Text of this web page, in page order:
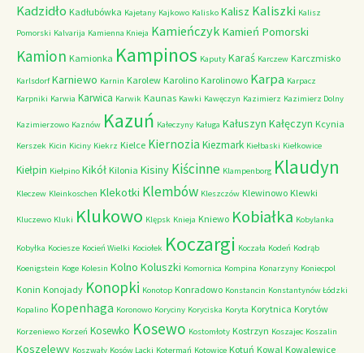
Kadzidło Kadłubówka Kajetany Kajkowo Kalisko Kalisz Kaliszki Kalisz
Pomorski Kalvarija Kamienna Knieja Kamieńczyk Kamień Pomorski
Kamion Kamionka Kampinos Kaputy Karaś Karczew Karczmisko
Karlsdorf Karniewo Karnin Karolew Karolino Karolinowo Karpa Karpacz
Karpniki Karwia Karwica Karwik Kaunas Kawki Kawęczyn Kazimierz Kazimierz Dolny
Kazimierzowo Kaznów Kazuń Kałeczyny Kaługa Kałuszyn Kałęczyn Kcynia
Kerszek Kicin Kiciny Kiekrz Kielce Kiernozia Kiezmark Kiełbaski Kiełkowice
Kiełpin Kiełpino Kikół Kilonia Kisiny Kiścinne Klampenborg Klaudyn
Kleczew Kleinkoschen Klekotki Klembów Kleszczów Klewinowo Klewki
Kluczewo Kluki Klukowo Klępsk Knieja Kniewo Kobiałka Kobylanka
Kobyłka Kociesze Kocień Wielki Kociołek Koczargi Koczała Kodeń Kodrąb
Koenigstein Koge Kolesin Kolno Koluszki Komornica Kompina Konarzyny Koniecpol
Konin Konojady Konopki Konotop Konradowo Konstancin Konstantynów Łódzki
Kopalino Kopenhaga Koronowo Koryciny Koryciska Koryta Korytnica Korytów
Korzeniewo Korzeń Kosewko Kosewo Kostomłoty Kostrzyn Koszajec Koszalin
Koszelewy Koszwały Kosów Lacki Kotermań Kotowice Kotuń Kowal Kowalewice